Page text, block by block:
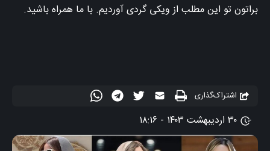
براتون تو این مطلب از ویکی گردی آوردیم. با ما همراه باشید.
اشتراک‌گذاری
۳۰ اردیبهشت ۱۴۰۳ - ۱۸:۱۶